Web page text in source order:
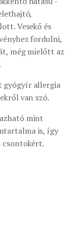
Vesekő és
fordulni,
még mielőtt az
gyógyír allergia
van szó.
mint
is, így
csontokért.